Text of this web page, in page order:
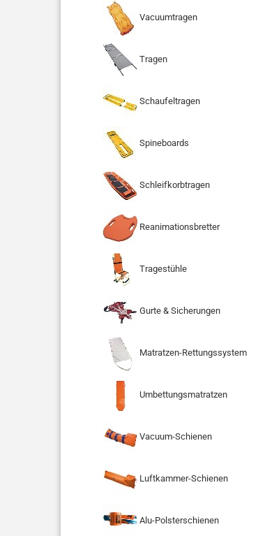
Vacuumtragen
Tragen
Schaufeltragen
Spineboards
Schleifkorbtragen
Reanimationsbretter
Tragestühle
Gurte & Sicherungen
Matratzen-Rettungssystem
Umbettungsmatratzen
Vacuum-Schienen
Luftkammer-Schienen
Alu-Polsterschienen